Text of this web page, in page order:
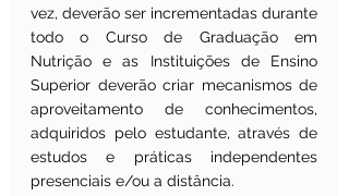
vez, deverão ser incrementadas durante
todo o Curso de Graduação em
Nutrição e as Instituições de Ensino
Superior deverão criar mecanismos de
aproveitamento de conhecimentos,
adquiridos pelo estudante, através de
estudos e práticas independentes
presenciais e/ou a distância.